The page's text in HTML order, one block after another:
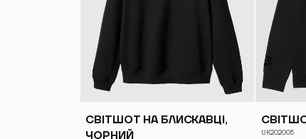
СВІТШОТ НА БЛИСКАВЦІ,
ЧОРНИЙ
UK202005